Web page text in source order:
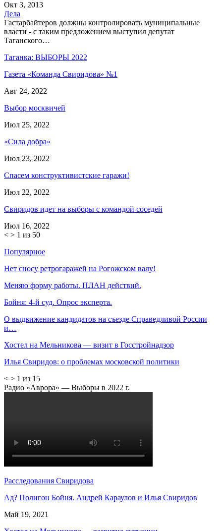
Окт 3, 2013
Дела
Гастарбайтеров должны контролировать муниципальные
власти - с таким предложением выступил депутат
Таганского…
Таганка: ВЫБОРЫ 2022
Газета «Команда Свиридова» №1
Авг 24, 2022
Выбор москвичей
Июл 25, 2022
«Сила добра»
Июл 23, 2022
Спасем конструктивистские гаражи!
Июл 22, 2022
Свиридов идет на выборы с командой соседей
Июл 16, 2022
< > 1 из 50
Популярное
Нет сносу ретрогаражей на Рогожском валу!
Меняю форму работы. ПЛАН действий.
Бойня: 4-й суд. Опрос эксперта.
О выдвижение кандидатов на съезде Справедливой России
и…
Хостел на Мельникова — визит в Госстройнадзор
Илья Свиридов: о проблемах московской политики
< > 1 из 15
Радио «Аврора» — Выборы в 2022 г.
Расследования Свиридова
Ад? Полигон Бойня. Андрей Караулов и Илья Свиридов
Май 19, 2021